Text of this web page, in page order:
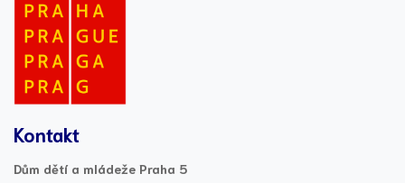
Kontakt
Dům dětí a mládeže Praha 5